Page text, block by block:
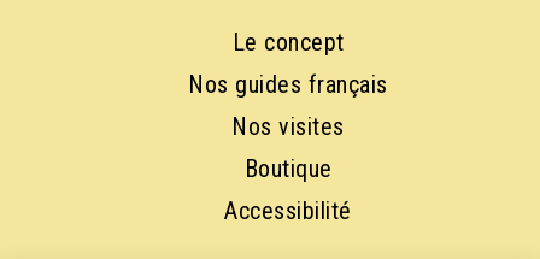
Le concept
Nos guides français
Nos visites
Boutique
Accessibilité